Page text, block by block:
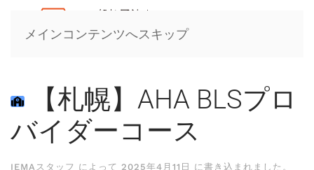
メインコンテンツへスキップ
【札幌】AHA BLSプロ
バイダーコース
IEMAスタッフ によって 2025年4月11日 に書き込まれました。